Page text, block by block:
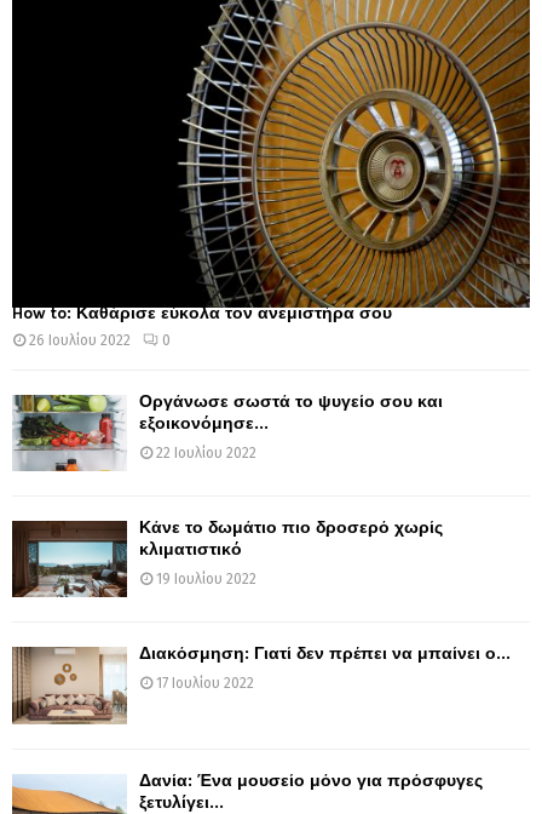
How to: Καθάρισε εύκολα τον ανεμιστήρα σου
26 Ιουλίου 2022 0
Οργάνωσε σωστά το ψυγείο σου και
εξοικονόμησε...
22 Ιουλίου 2022
Κάνε το δωμάτιο πιο δροσερό χωρίς
κλιματιστικό
19 Ιουλίου 2022
Διακόσμηση: Γιατί δεν πρέπει να μπαίνει ο...
17 Ιουλίου 2022
Δανία: Ένα μουσείο μόνο για πρόσφυγες
ξετυλίγει...